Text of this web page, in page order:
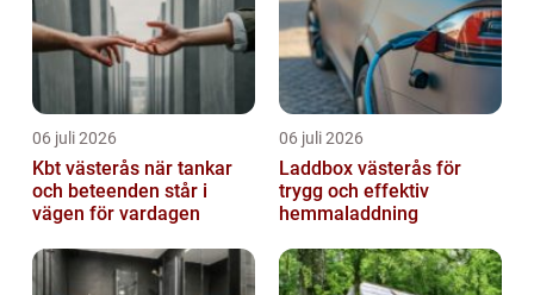
06 juli 2026
Kbt västerås när tankar
och beteenden står i
vägen för vardagen
06 juli 2026
Laddbox västerås för
trygg och effektiv
hemmaladdning